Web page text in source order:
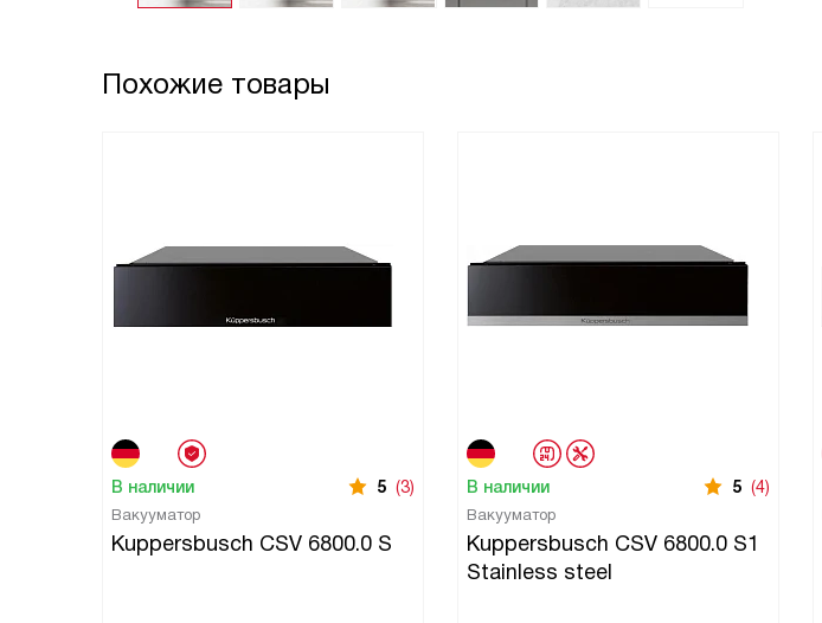
Похожие товары
В наличии 5 (3)
Вакууматор
Kuppersbusch CSV 6800.0 S
В наличии 5 (4)
Вакууматор
Kuppersbusch CSV 6800.0 S1
Stainless steel